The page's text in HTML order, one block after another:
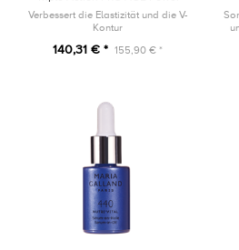
Trio SET
Verbessert die Elastizität und die V-
Kontur
140,31 € * 155,90 € *